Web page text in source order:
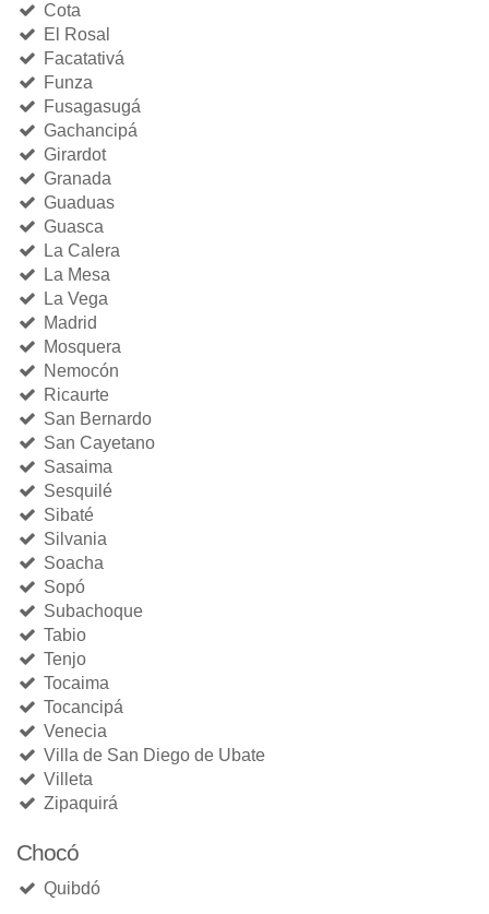
Cota
El Rosal
Facatativá
Funza
Fusagasugá
Gachancipá
Girardot
Granada
Guaduas
Guasca
La Calera
La Mesa
La Vega
Madrid
Mosquera
Nemocón
Ricaurte
San Bernardo
San Cayetano
Sasaima
Sesquilé
Sibaté
Silvania
Soacha
Sopó
Subachoque
Tabio
Tenjo
Tocaima
Tocancipá
Venecia
Villa de San Diego de Ubate
Villeta
Zipaquirá
Chocó
Quibdó